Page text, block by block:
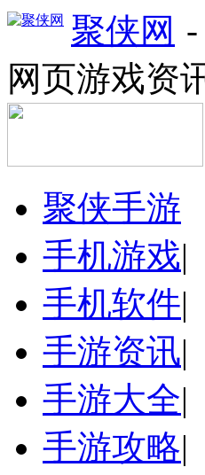
聚侠网
网页游戏资
聚侠手游
手机游戏|
手机软件|
手游资讯|
手游大全|
手游攻略|